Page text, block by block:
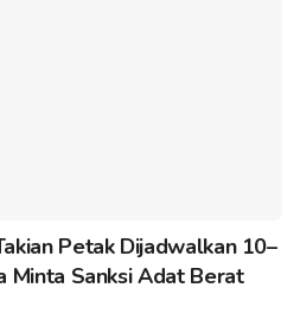
Petak Dijadwalkan 10–
Minta Sanksi Adat Berat